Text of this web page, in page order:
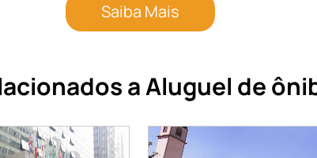
Saiba Mais
a Aluguel de